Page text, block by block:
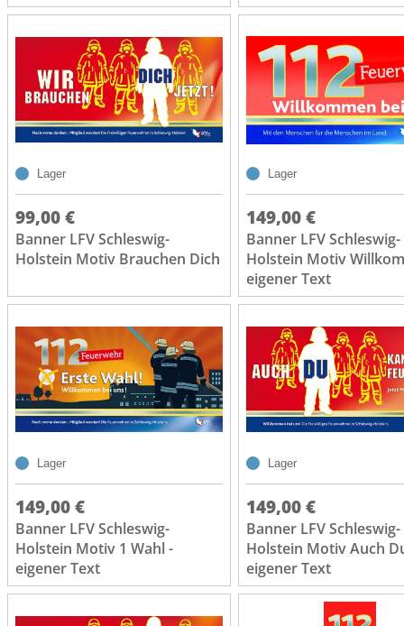
Lager
99,00 €
Banner LFV Schleswig-
Holstein Motiv Brauchen Dich
Lager
149,00 €
Banner LFV Schleswig-
Holstein Motiv
eigener Text
Lager
149,00 €
Banner LFV Schleswig-
Holstein Motiv 1 Wahl -
eigener Text
Lager
149,00 €
Banner LFV Schleswig-
Holstein Motiv Auch
eigener Text